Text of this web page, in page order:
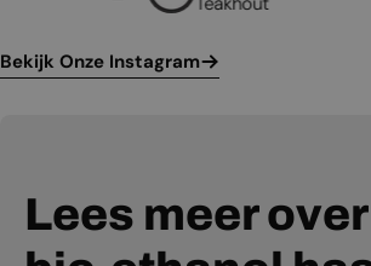
Bekijk Onze Instagram
Lees meer